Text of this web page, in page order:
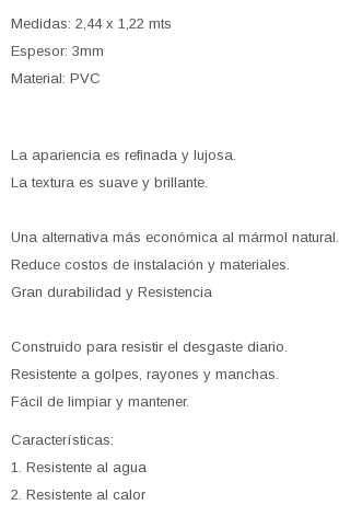
Medidas: 2,44 x 1,22 mts
Espesor: 3mm
Material: PVC
La apariencia es refinada y lujosa.
La textura es suave y brillante.
Una alternativa más económica al mármol natural.
Reduce costos de instalación y materiales.
Gran durabilidad y Resistencia
Construido para resistir el desgaste diario.
Resistente a golpes, rayones y manchas.
Fácil de limpiar y mantener.
Características:
1. Resistente al agua
2. Resistente al calor